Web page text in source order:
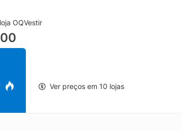
um tênis masculino On Running bege com foco em
completa para acompanhar sua rotina com mais
OQVestir
Ver preços em 10 lojas